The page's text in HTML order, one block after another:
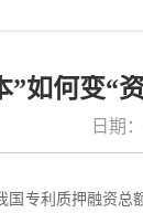
”如何变“
日期：
利质押融资总